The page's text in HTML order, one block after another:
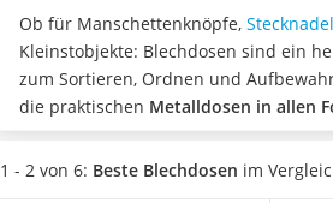
AEG-Waschmaschine
Saug-Wisch-Roboter
Handstaubsauger
Milchaufschäumer
Kondenstrockner
Reiskocher
Ob für Manschettenknöpfe,
Kleinstobjekte: Blechdosen sind ein
zum Sortieren, Ordnen und
die praktischen Metalldosen in allen
sowie im modernen Design. Wenn
Kekse oder Süßigkeiten aufbewahren
1 - 2 von 6: Beste Blechdosen im